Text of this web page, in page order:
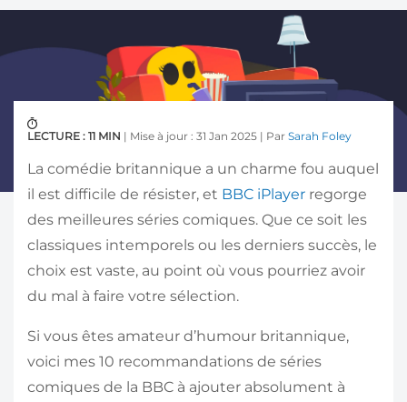
LECTURE : 11 MIN | Mise à jour : 31 Jan 2025 | Par Sarah Foley
La comédie britannique a un charme fou auquel
il est difficile de résister, et BBC iPlayer regorge
des meilleures séries comiques. Que ce soit les
classiques intemporels ou les derniers succès, le
choix est vaste, au point où vous pourriez avoir
du mal à faire votre sélection.
Si vous êtes amateur d’humour britannique,
voici mes 10 recommandations de séries
comiques de la BBC à ajouter absolument à